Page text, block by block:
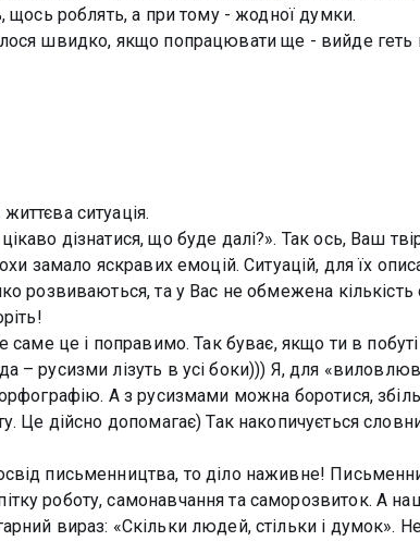
щось роблять, а при тому - жодної думки.
швидко, якщо попрацювати ще - вийде геть
ситуація.
дізнатися, що буде далі?». Так ось, Ваш
замало яскравих емоцій. Ситуацій, для їх
розвиваються, та у Вас не обмежена кількість
саме це і поправимо. Так буває, якщо ти в побуті
– русизми лізуть в усі боки))) Я, для
А з русизмами можна боротися,
Це дійсно допомагає) Так накопичується
письменництва, то діло наживне!
роботу, самонавчання та саморозвиток. А
вираз: «Скільки людей, стільки і думок».